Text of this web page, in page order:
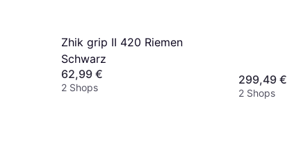
Zhik grip II 420 Riemen
Schwarz
62,99 €
2 Shops
299,49 €
2 Shops